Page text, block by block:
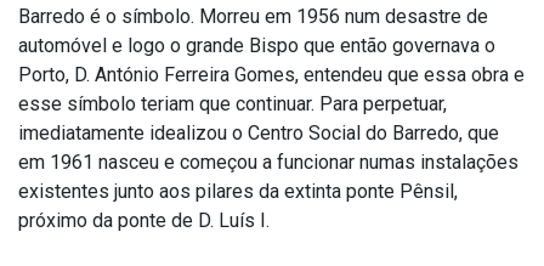
Barredo é o símbolo. Morreu em 1956 num desastre de
automóvel e logo o grande Bispo que então governava o
Porto, D. António Ferreira Gomes, entendeu que essa obra e
esse símbolo teriam que continuar. Para perpetuar,
imediatamente idealizou o Centro Social do Barredo, que
em 1961 nasceu e começou a funcionar numas instalações
existentes junto aos pilares da extinta ponte Pênsil,
próximo da ponte de D. Luís I.